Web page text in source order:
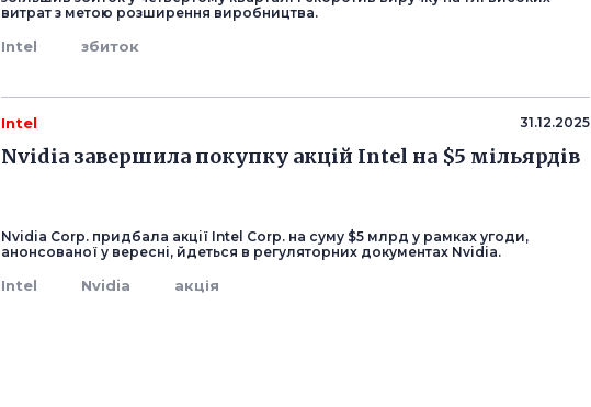
витрат з метою розширення виробництва.
Intel збиток
Intel 31.12.2025
Nvidia завершила покупку акцій Intel на $5 мільярдів
Nvidia Corp. придбала акції Intel Corp. на суму $5 млрд у рамках угоди,
анонсованої у вересні, йдеться в регуляторних документах Nvidia.
Intel Nvidia акція